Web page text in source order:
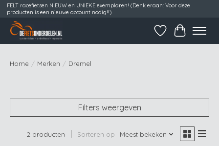
FELT racefietsen NIEUW en UNIEKE exemplaren! (Denk eraan: Voor deze
producten is een nieuwe account nodig!!)
Verlanglijst
Home / Merken / Dremel
Filters weergeven
2 producten Sorteren op Meest bekeken